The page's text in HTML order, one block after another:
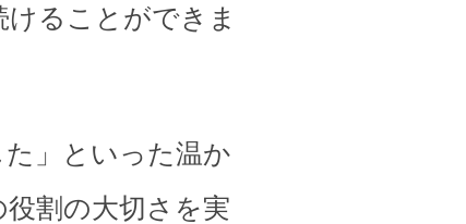
ることができま
」といった温か
割の大切さを実